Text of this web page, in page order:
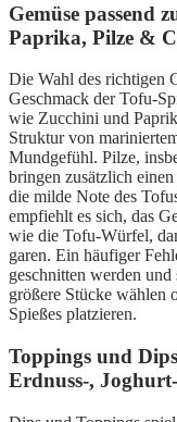
Gemüse passend
Paprika, Pilze &
Die Wahl des richtigen
Geschmack der Tofu-
wie Zucchini und
Struktur von
Mundgefühl. Pilze,
bringen zusätzlich
die milde Note des
empfiehlt es sich, das
wie die Tofu-Würfel,
garen. Ein häufiger
geschnitten werden
größere Stücke wählen
Spießes platzieren.
Toppings und
Erdnuss-,